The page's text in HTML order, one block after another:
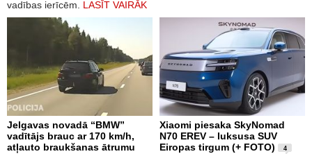
vadības ierīcēm. LASĪT VAIRĀK
Jelgavas novadā “BMW”
vadītājs brauc ar 170 km/h,
atļauto braukšanas ātrumu
Xiaomi piesaka SkyNomad
N70 EREV – luksusa SUV
Eiropas tirgum (+ FOTO)
4